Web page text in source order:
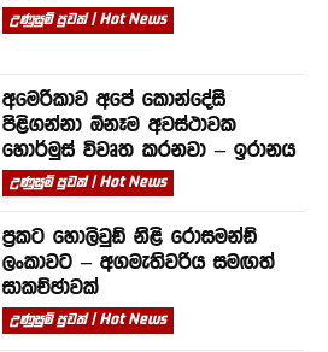
උණුසුම් පුවත් | Hot News
අමෙරිකාව අපේ කොන්දේසි
පිළිගන්නා ඕනෑම අවස්ථාවක
හොර්මුස් විවෘත කරනවා – ඉරානය
උණුසුම් පුවත් | Hot News
ප්‍රකට හොලිවුඩ් නිළි රොසමන්ඩ්
ලංකාවට – අගමැතිවරිය සමඟත්
සාකච්ඡාවක්
උණුසුම් පුවත් | Hot News